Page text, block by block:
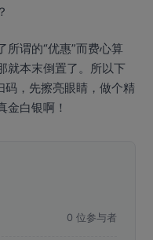
谓的“优惠”而费心算
就本末倒置了。所以下
码，先擦亮眼睛，做个精
金白银啊！
0 位参与者